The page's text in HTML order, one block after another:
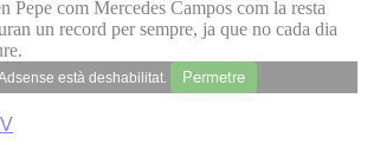
Pepe com Mercedes Campos com la resta
un record per sempre, ja que no cada dia
està deshabilitat. Permetre